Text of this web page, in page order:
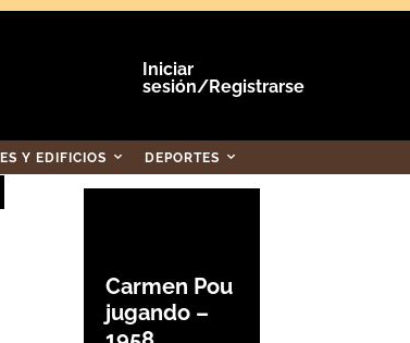
Iniciar
sesión/Registrarse
Y EDIFICIOS DEPORTES
Carmen Pou
jugando –